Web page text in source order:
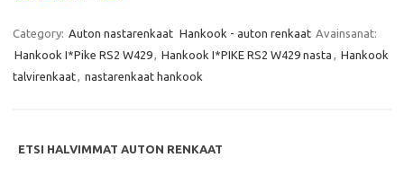
e
b
o
o
t
t
e
r
t
s
A
p
i
Category: Auton nastarenkaat Hankook - auton renkaat Avainsanat:
Hankook I*Pike RS2 W429
Hankook I*PIKE RS2 W429 nasta
Hankook
talvirenkaat
nastarenkaat hankook
ETSI HALVIMMAT AUTON RENKAAT